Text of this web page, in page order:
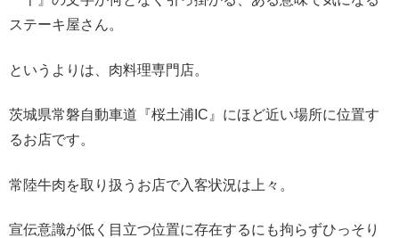
ステーキ屋さん。
というよりは、肉料理専門店。
茨城県常磐自動車道『桜土浦IC』にほど近い場所に位置す
るお店です。
常陸牛肉を取り扱うお店で入客状況は上々。
宣伝意識が低く目立つ位置に存在するにも拘らずひっそり